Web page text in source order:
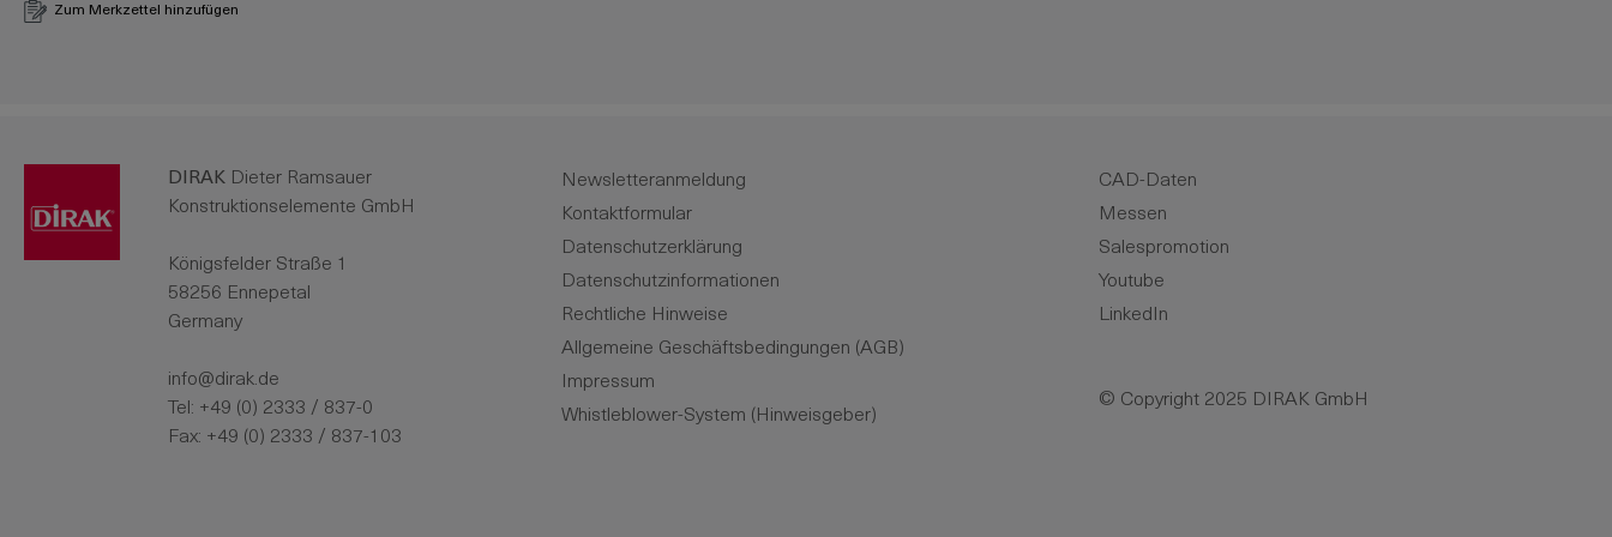
Zum Merkzettel hinzufügen
DIRAK Dieter Ramsauer
Konstruktionselemente GmbH
Königsfelder Straße 1
58256 Ennepetal
Germany
info@dirak.de
Tel: +49 (0) 2333 / 837-0
Fax: +49 (0) 2333 / 837-103
Newsletteranmeldung
Kontaktformular
Datenschutzerklärung
Datenschutzinformationen
Rechtliche Hinweise
Allgemeine Geschäftsbedingungen (AGB)
Impressum
Whistleblower-System (Hinweisgeber)
CAD-Daten
Messen
Salespromotion
Youtube
LinkedIn
© Copyright 2025 DIRAK GmbH